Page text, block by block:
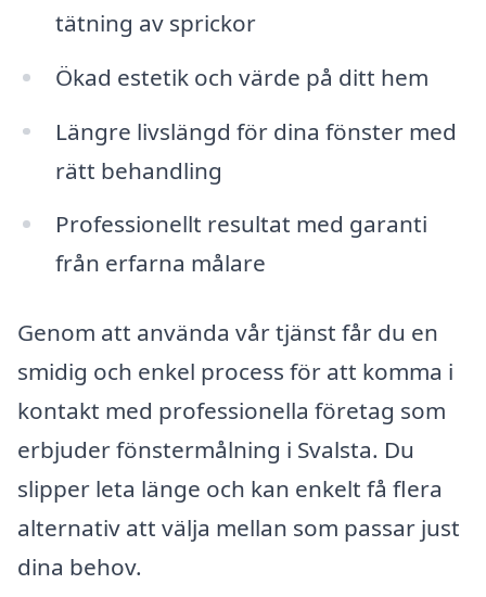
tätning av sprickor
Ökad estetik och värde på ditt hem
Längre livslängd för dina fönster med
rätt behandling
Professionellt resultat med garanti
från erfarna målare
Genom att använda vår tjänst får du en
smidig och enkel process för att komma i
kontakt med professionella företag som
erbjuder fönstermålning i Svalsta. Du
slipper leta länge och kan enkelt få flera
alternativ att välja mellan som passar just
dina behov.